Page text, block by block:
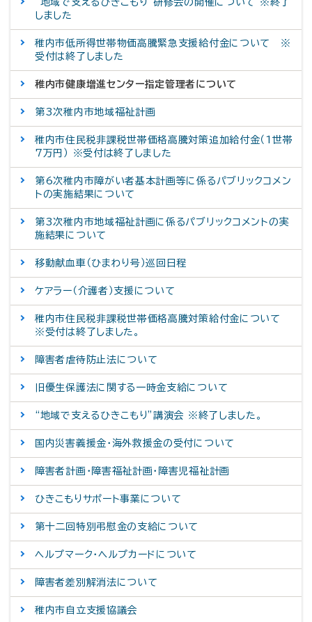
”地域で支えるひきこもり”研修会の開催について ※終了
しました
稚内市低所得世帯物価高騰緊急支援給付金について ※
受付は終了しました
稚内市健康増進センター指定管理者について
第3次稚内市地域福祉計画
稚内市住民税非課税世帯価格高騰対策追加給付金（1世帯
7万円） ※受付は終了しました
第6次稚内市障がい者基本計画等に係るパブリックコメン
トの実施結果について
第3次稚内市地域福祉計画に係るパブリックコメントの実
施結果について
移動献血車（ひまわり号）巡回日程
ケアラー（介護者）支援について
稚内市住民税非課税世帯価格高騰対策給付金について
※受付は終了しました。
障害者虐待防止法について
旧優生保護法に関する一時金支給について
“地域で支えるひきこもり”講演会 ※終了しました。
国内災害義援金・海外救援金の受付について
障害者計画・障害福祉計画・障害児福祉計画
ひきこもりサポート事業について
第十二回特別弔慰金の支給について
ヘルプマーク・ヘルプカードについて
障害者差別解消法について
稚内市自立支援協議会